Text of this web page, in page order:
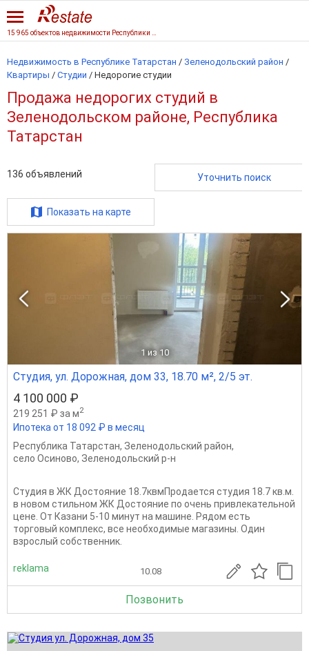
Недвижимость в Республике Татарстан / Зеленодольский район /
Квартиры / Студии / Недорогие студии
Продажа недорогих студий в
Зеленодольском районе, Республика
Татарстан
136 объявлений Уточнить поиск
Показать на карте
1 из 10
Студия, ул. Дорожная, дом 33, 18.70 м², 2/5 эт.
4 100 000 ₽
219 251 ₽ за м2
Ипотека от 18 092 ₽ в месяц
Республика Татарстан, Зеленодольский район,
село Осиново, Зеленодольский р-н
Студия в ЖК Достояние 18.7квмПродается студия 18.7 кв.м.
в новом стильном ЖК Достояние по очень привлекательной
цене. От Казани 5-10 минут на машине. Рядом есть
торговый комплекс, все необходимые магазины. Один
взрослый собственник.
reklama 10.08
Позвонить